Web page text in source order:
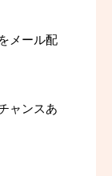
メール配
ャンスあ